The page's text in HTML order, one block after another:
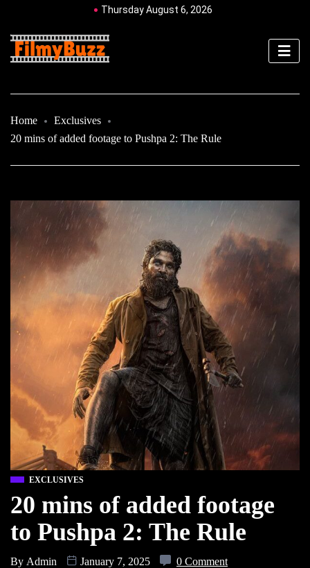
Thursday August 6, 2026
Home
Exclusives
20 mins of added footage to Pushpa 2: The Rule
EXCLUSIVES
20 mins of added footage
to Pushpa 2: The Rule
By Admin January 7, 2025 0 Comment